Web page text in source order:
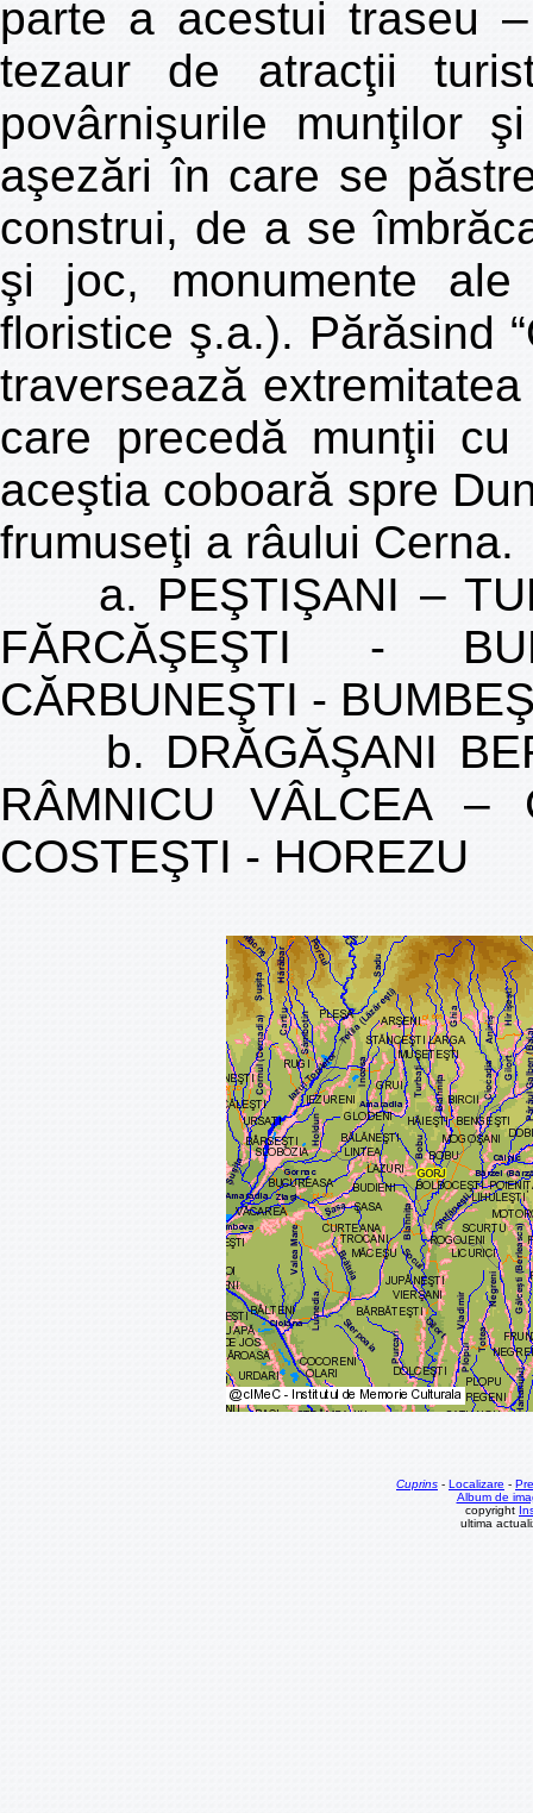
parte a acestui traseu
tezaur de atracţii
povârnişurile munţilor
aşezări în care se
construi, de a se
şi joc, monumente
floristice ş.a.). Părăsind
traversează
care precedă munţii
aceştia coboară spre
frumuseţi a râului Cerna.
a. PEŞTIŞANI –
FĂRCĂŞEŞTI -
CĂRBUNEŞTI -
b. DRĂGĂŞANI
RÂMNICU VÂLCEA –
COSTEŞTI - HOREZU